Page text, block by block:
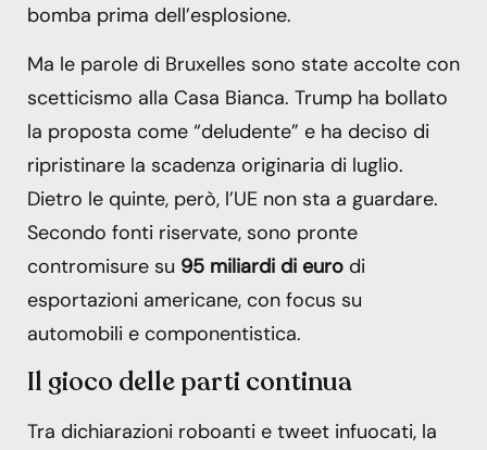
bomba prima dell’esplosione.
Ma le parole di Bruxelles sono state accolte con
scetticismo alla Casa Bianca. Trump ha bollato
la proposta come “deludente” e ha deciso di
ripristinare la scadenza originaria di luglio.
Dietro le quinte, però, l’UE non sta a guardare.
Secondo fonti riservate, sono pronte
contromisure su 95 miliardi di euro di
esportazioni americane, con focus su
automobili e componentistica.
Il gioco delle parti continua
Tra dichiarazioni roboanti e tweet infuocati, la